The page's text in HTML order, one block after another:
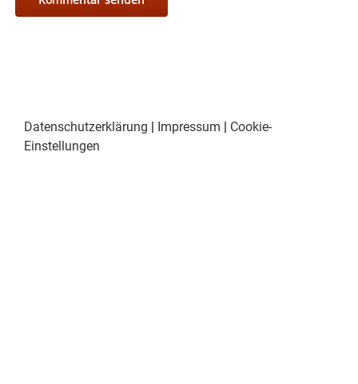
Datenschutzerklärung Impressum
Cookie-
Einstellungen